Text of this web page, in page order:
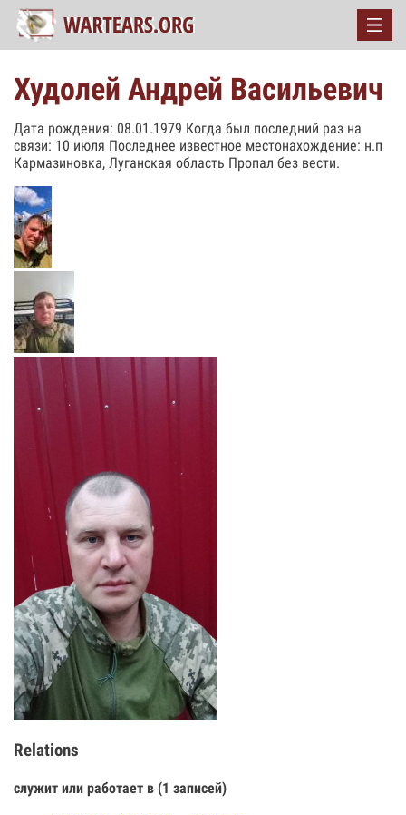
Худолей Андрей Васильевич
Дата рождения: 08.01.1979 Когда был последний раз на
связи: 10 июля Последнее известное местонахождение: н.п
Кармазиновка, Луганская область Пропал без вести.
Relations
служит или работает в (1 записей)